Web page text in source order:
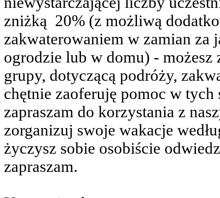
zniżką 20% (z możliwą
zakwaterowaniem w zamian
ogrodzie lub w domu) - możesz
grupy, dotyczącą podróży,
chętnie zaoferuję pomoc w
zapraszam do korzystania z
zorganizuj swoje wakacje
życzysz sobie osobiście
zapraszam.